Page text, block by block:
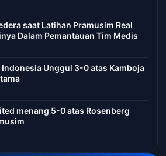
saat Latihan Pramusim Real
Dalam Pemantauan Tim Medis
Indonesia Unggul 3-0 atas Kamboja
menang 5-0 atas Rosenberg